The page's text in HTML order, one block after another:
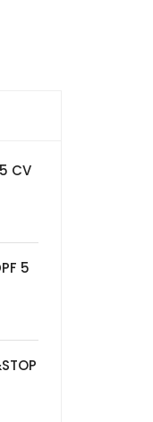
CV
5